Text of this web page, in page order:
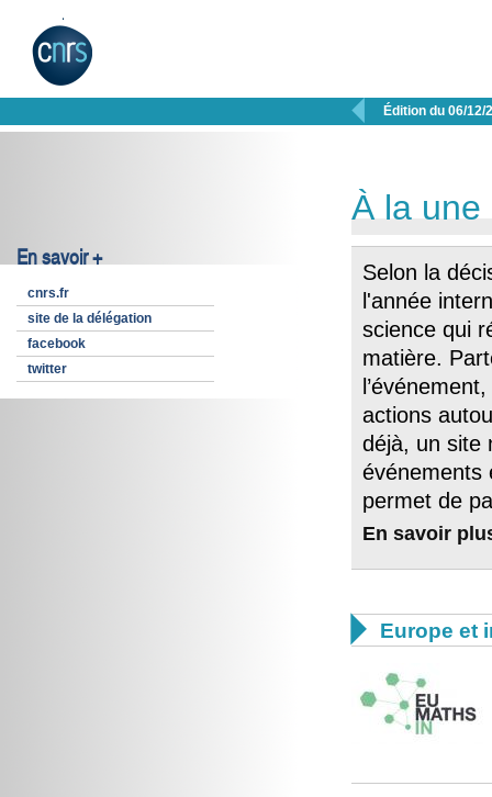
 Édition du 06/12/
En savoir +
cnrs.fr
site de la délégation
facebook
twitter
À la une
Selon la
l'année
science qui
matière.
actions
déjà, un site
événements
permet de
En savoir
 Europe et